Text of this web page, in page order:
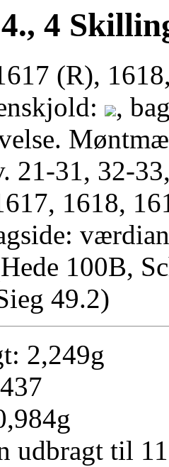
4
(R),
,
21-31, 32-
1618,
100B,
49.2)
2,249g
udbragt til